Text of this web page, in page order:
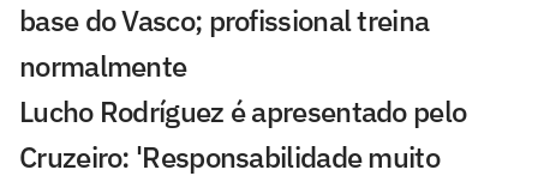
base do Vasco; profissional treina
normalmente
Lucho Rodríguez é apresentado pelo
Cruzeiro: 'Responsabilidade muito